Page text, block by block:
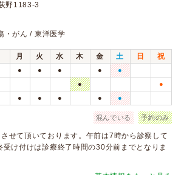
野1183-3
・がん / 東洋医学
月 火 水 木 金 土 日
祝
● ● ● ● ●
● ●
● ● ● ● ●
混んでいる 予約のみ
せて頂いております。午前は7時から診察して
け付けは診療終了時間の30分前までとなりま